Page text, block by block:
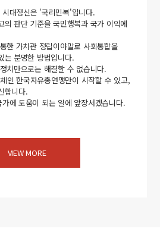
대정신은 '국리민복'입니다.
의 판단 기준을 국민행복과 국가 이익에
한 가치관 정립이야말로 사회통합을
는 분명한 방법입니다.
치만으로는 해결할 수 없습니다.
인 한국자유총연맹만이 시작할 수 있고,
합니다.
에 도움이 되는 일에 앞장서겠습니다.
VIEW MORE